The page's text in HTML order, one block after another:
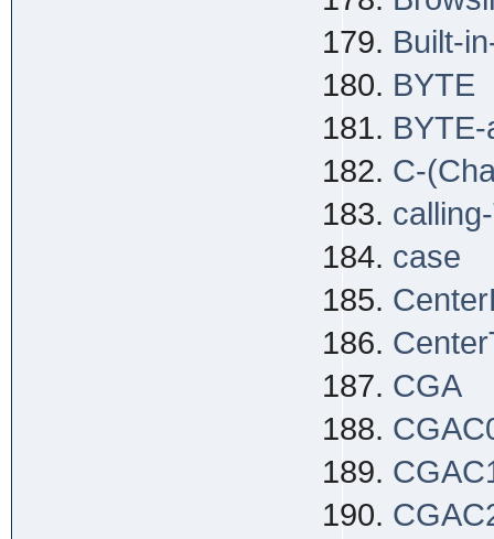
Built-
BYTE
C-
case
CGA